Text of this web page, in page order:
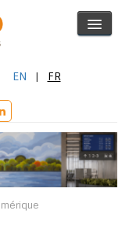
EN | FR